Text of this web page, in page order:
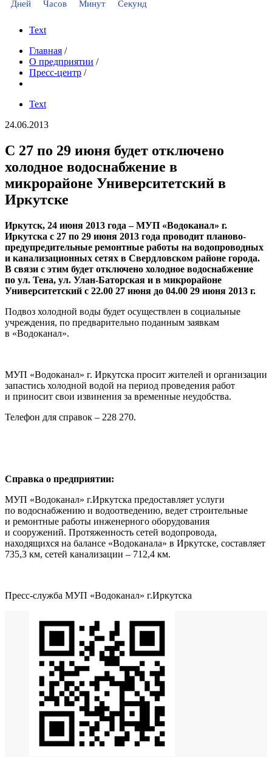
Дней Часов Минут Секунд
Text
Главная /
О предприятии /
Пресс-центр /
Text
24.06.2013
С 27 по 29 июня будет отключено
холодное водоснабжение в
микрорайоне Университетский в
Иркутске
Иркутск, 24 июня 2013 года – МУП «Водоканал» г.
Иркутска с 27 по 29 июня 2013 года проводит планово-
предупредительные ремонтные работы на водопроводных
и канализационных сетях в Свердловском районе города.
В связи с этим будет отключено холодное водоснабжение
по ул. Тена, ул. Улан-Баторская и в микрорайоне
Университетский с 22.00 27 июня до 04.00 29 июня 2013 г.
Подвоз холодной воды будет осуществлен в социальные
учреждения, по предварительно поданным заявкам
в «Водоканал».
МУП «Водоканал» г. Иркутска просит жителей и организации
запастись холодной водой на период проведения работ
и приносит свои извинения за временные неудобства.
Телефон для справок – 228 270.
Справка о предприятии:
МУП «Водоканал» г.Иркутска предоставляет услуги
по водоснабжению и водоотведению, ведет строительные
и ремонтные работы инженерного оборудования
и сооружений. Протяженность сетей водопровода,
находящихся на балансе «Водоканала» в Иркутске, составляет
735,3 км, сетей канализации – 712,4 км.
Пресс-служба МУП «Водоканал» г.Иркутска